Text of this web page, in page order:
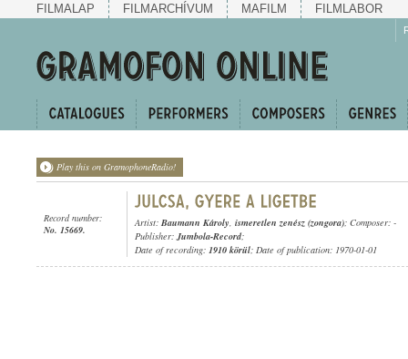
FILMALAP FILMARCHÍVUM MAFILM FILMLABOR
Play this on GramophoneRadio!
Record number:
No. 15669.
Artist: Baumann Károly, ismeretlen zenész (zongora); Composer: -
Publisher:Jumbola-Record;
Date of recording: 1910 körül; Date of publication: 1970-01-01